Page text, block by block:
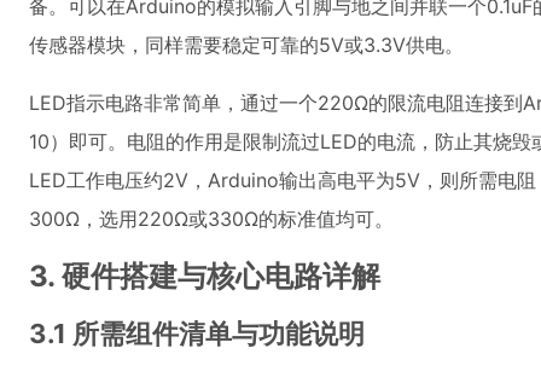
备。可以在Arduino的模拟输入引脚与地之间并联一个
传感器模块，同样需要稳定可靠的5V或3.3V供电。
LED指示电路非常简单，通过一个220Ω的限流电阻连接到
10）即可。电阻的作用是限制流过LED的电流，防止其烧
LED工作电压约2V，Arduino输出高电平为5V，则所需电
300Ω，选用220Ω或330Ω的标准值均可。
3. 硬件搭建与核心电路详解
3.1 所需组件清单与功能说明